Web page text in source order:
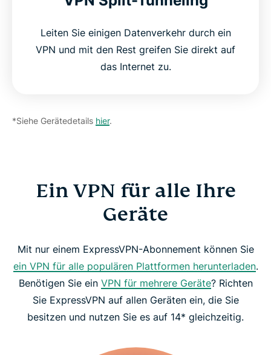
Leiten Sie einigen Datenverkehr durch ein
VPN und mit den Rest greifen Sie direkt auf
das Internet zu.
*Siehe Gerätedetails hier.
Ein VPN für alle Ihre
Geräte
Mit nur einem ExpressVPN-Abonnement können Sie
ein VPN für alle populären Plattformen herunterladen.
Benötigen Sie ein VPN für mehrere Geräte? Richten
Sie ExpressVPN auf allen Geräten ein, die Sie
besitzen und nutzen Sie es auf 14* gleichzeitig.